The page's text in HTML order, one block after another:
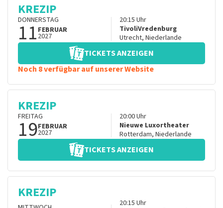
KREZIP
DONNERSTAG
11 FEBRUAR
2027
20:15 Uhr
TivoliVredenburg
Utrecht, Niederlande
TICKETS ANZEIGEN
Noch 8 verfügbar auf unserer Website
KREZIP
FREITAG
19FEBRUAR
2027
20:00Uhr
Nieuwe Luxortheater
Rotterdam, Niederlande
TICKETS ANZEIGEN
KREZIP
20:15 Uhr